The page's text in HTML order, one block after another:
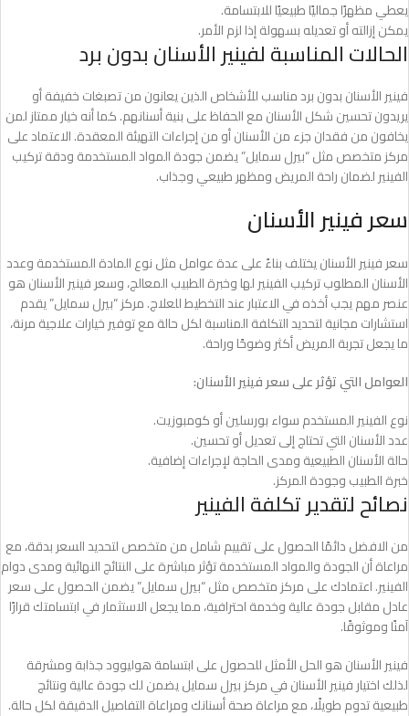
يعطي مظهرًا جماليًا طبيعيًا للابتسامة.
يمكن إزالته أو تعديله بسهولة إذا لزم الأمر.
الحالات المناسبة لفينير الأسنان بدون برد
فينير الأسنان بدون برد مناسب للأشخاص الذين يعانون من تصبغات خفيفة أو
يريدون تحسين شكل الأسنان مع الحفاظ على بنية أسنانهم. كما أنه خيار ممتاز لمن
يخافون من فقدان جزء من الأسنان أو من إجراءات التهيئة المعقدة. الاعتماد على
مركز متخصص مثل “بيرل سمايل” يضمن جودة المواد المستخدمة ودقة تركيب
الفينير لضمان راحة المريض ومظهر طبيعي وجذاب.
سعر فينير الأسنان
سعر فينير الأسنان يختلف بناءً على عدة عوامل مثل نوع المادة المستخدمة وعدد
الأسنان المطلوب تركيب الفينير لها وخبرة الطبيب المعالج، وسعر فينير الأسنان هو
عنصر مهم يجب أخذه في الاعتبار عند التخطيط للعلاج. مركز “بيرل سمايل” يقدم
استشارات مجانية لتحديد التكلفة المناسبة لكل حالة مع توفير خيارات علاجية مرنة،
ما يجعل تجربة المريض أكثر وضوحًا وراحة.
العوامل التي تؤثر على سعر فينير الأسنان:
نوع الفينير المستخدم سواء بورسلين أو كومبوزيت.
عدد الأسنان التي تحتاج إلى تعديل أو تحسين.
حالة الأسنان الطبيعية ومدى الحاجة لإجراءات إضافية.
خبرة الطبيب وجودة المركز.
نصائح لتقدير تكلفة الفينير
من الافضل دائمًا الحصول على تقييم شامل من متخصص لتحديد السعر بدقة، مع
مراعاة أن الجودة والمواد المستخدمة تؤثر مباشرة على النتائج النهائية ومدى دوام
الفينير. اعتمادك على مركز متخصص مثل “بيرل سمايل” يضمن الحصول على سعر
عادل مقابل جودة عالية وخدمة احترافية، مما يجعل الاستثمار في ابتسامتك قرارًا
آمنًا وموثوقًا.
فينير الأسنان هو الحل الأمثل للحصول على ابتسامة هوليوود جذابة ومشرقة
لذلك اختيار فينير الأسنان في مركز بيرل سمايل يضمن لك جودة عالية ونتائج
طبيعية تدوم طويلًا، مع مراعاة صحة أسنانك ومراعاة التفاصيل الدقيقة لكل حالة.